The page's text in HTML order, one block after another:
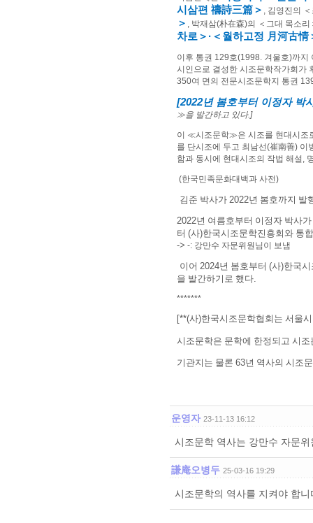
시삼편 禱詩三篇＞ , 김영진의 ＜
＞ , 박재삼(朴在森)의 ＜ 그대 목소리
차로 ＞ · ＜ 월하고정 月河古情
이후 통권 129호(1998. 겨울호)까지
시인으로 결성한 시조문학작가회가
350여 면의 전문시조문학지 통권
[2022년 봄호부터 이정자 박
≫을 발간하고 있다.]
이 ≪시조문학≫은 시조를 현대시조
를 단시조에 두고 최남선(崔南善) 이
함과 동시에 현대시조의 작법 해설 ,
(한국민족문화대백과 사전)
김준 박사가 2022년 봄호까지 발
2022년 여름호부터 이정자 박사
터 (사)한국시조문학진흥회와 통
-> -: 강만수 자문위원님이 보냄
이어 2024년 봄호부터 (사)한국
을 발간하기로 했다
*******
[**(사)한국시조문학협회는 서울
시조문학은 문학에 한정되고 시
기관지는 물론 63년 역사의 시조
운영자 23-11-13 16:12
시조문학 역사는 강만수 자문
謙庵오병두 25-03-16 19:29
시조문학의 역사를 지켜야 합니